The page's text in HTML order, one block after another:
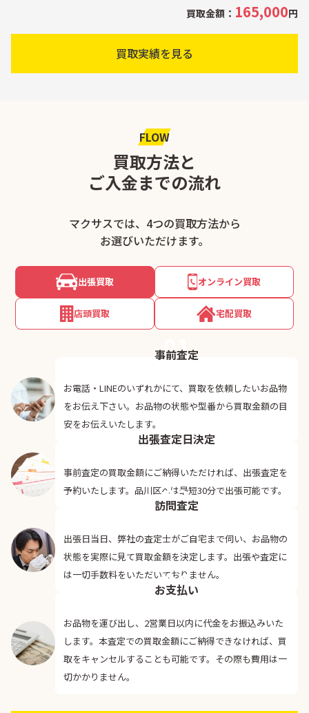
買取金額： 165,000円
買取実績を見る
FLOW
買取方法と
ご入金までの流れ
マクサスでは、4つの買取方法から
お選びいただけます。
出張買取 オンライン買取
店頭買取 宅配買取
01
事前査定
お電話・LINEのいずれかにて、買取を依頼したいお品物
をお伝え下さい。お品物の状態や型番から買取金額の目
安をお伝えいたします。
02
出張査定日決定
事前査定の買取金額にご納得いただければ、出張査定を
予約いたします。品川区へは最短30分で出張可能です。
03
訪問査定
出張日当日、弊社の査定士がご自宅まで伺い、お品物の
状態を実際に見て買取金額を決定します。出張や査定に
は一切手数料をいただいておりません。
04
お支払い
お品物を運び出し、2営業日以内に代金をお振込みいた
します。本査定での買取金額にご納得できなければ、買
取をキャンセルすることも可能です。その際も費用は一
切かかりません。